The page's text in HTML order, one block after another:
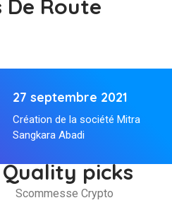
De Route
27 septembre 2021
Création de la société Mitra
Sangkara Abadi
Quality picks
Scommesse Crypto